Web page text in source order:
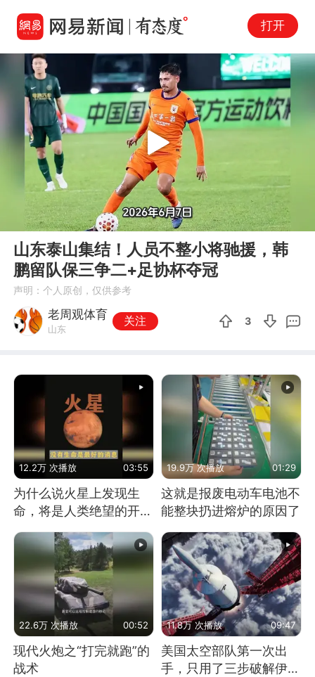
打开
00:00 06:38
Play
山东泰山集结！人员不整小将驰援，韩
鹏留队保三争二+足协杯夺冠
声明：个人原创，仅供参考
老周观体育
山东
关注 3
12.2万 次播放 03:55
为什么说火星上发现生
命，将是人类绝望的开
19.9万 次播放 01:29
这就是报废电动车电池不
能整块扔进熔炉的原因了
22.6万 次播放 00:52
现代火炮之“打完就跑”的
战术
11.8万 次播放 09:47
美国太空部队第一次出
手，只用了三步破解伊朗